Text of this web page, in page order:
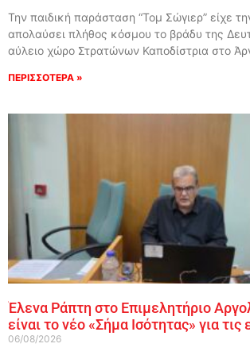
Την παιδική παράσταση “Τομ Σώγιερ” είχε
απολαύσει πλήθος κόσμου το βράδυ της
αύλειο χώρο Στρατώνων Καποδίστρια στο
ΠΕΡΙΣΣΟΤΕΡΑ »
Έλενα Ράπτη στο Επιμελητήριο
είναι το νέο «Σήμα Ισότητας» για τις
06/08/2026